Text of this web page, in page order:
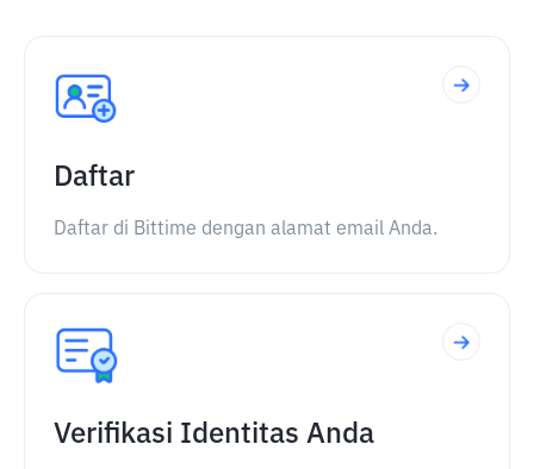
Daftar
Daftar di Bittime dengan alamat email Anda.
Verifikasi Identitas Anda